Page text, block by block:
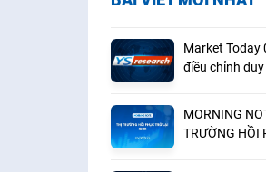
Market
điều chỉnh
MORNING
TRƯỜNG HỒI